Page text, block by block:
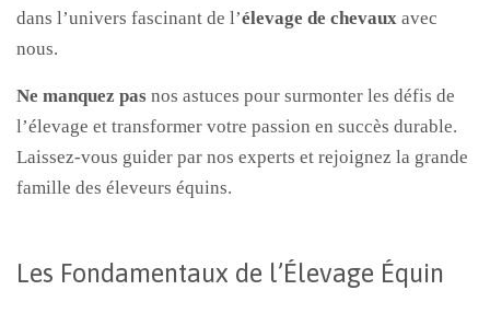
dans l’univers fascinant de l’élevage de chevaux avec
nous.
Ne manquez pas nos astuces pour surmonter les défis de
l’élevage et transformer votre passion en succès durable.
Laissez-vous guider par nos experts et rejoignez la grande
famille des éleveurs équins.
Les Fondamentaux de l’Élevage Équin